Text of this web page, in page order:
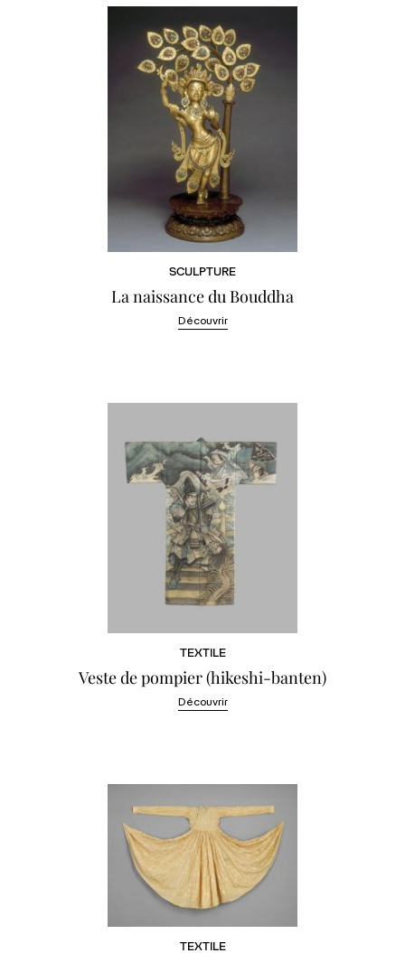
SCULPTURE
La naissance du Bouddha
Découvrir
TEXTILE
Veste de pompier (hikeshi-banten)
Découvrir
TEXTILE